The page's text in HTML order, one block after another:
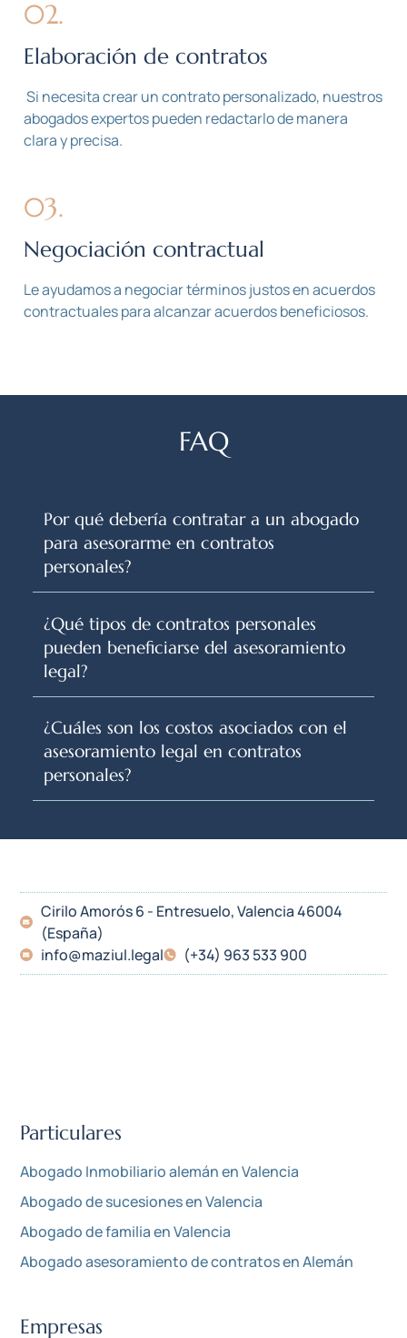
02.
Elaboración de contratos
Si necesita crear un contrato personalizado, nuestros
abogados expertos pueden redactarlo de manera
clara y precisa.
03.
Negociación contractual
Le ayudamos a negociar términos justos en acuerdos
contractuales para alcanzar acuerdos beneficiosos.
FAQ
Por qué debería contratar a un abogado
para asesorarme en contratos
personales?
¿Qué tipos de contratos personales
pueden beneficiarse del asesoramiento
legal?
¿Cuáles son los costos asociados con el
asesoramiento legal en contratos
personales?
Cirilo Amorós 6 - Entresuelo, Valencia 46004
(España)
info@maziul.legal
(+34) 963 533 900
Particulares
Abogado Inmobiliario alemán en Valencia
Abogado de sucesiones en Valencia
Abogado de familia en Valencia
Abogado asesoramiento de contratos en Alemán
Empresas